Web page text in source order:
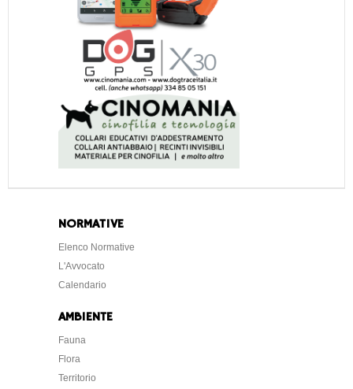
NORMATIVE
Elenco Normative
L'Avvocato
Calendario
AMBIENTE
Fauna
Flora
Territorio